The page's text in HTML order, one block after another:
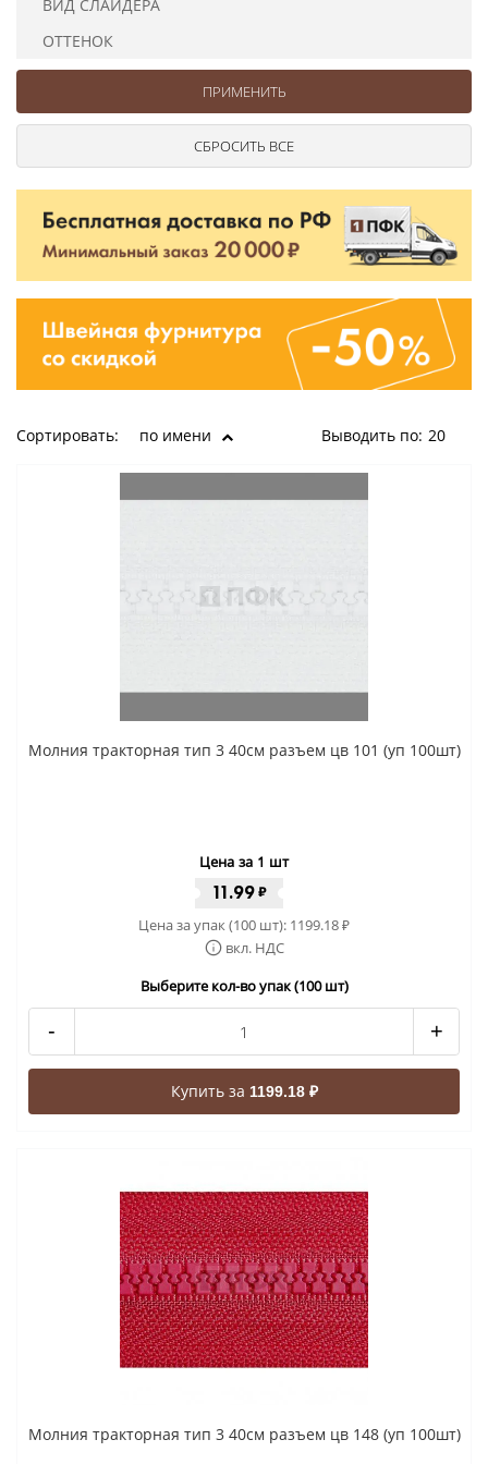
ВИД СЛАЙДЕРА
ОТТЕНОК
Сортировать: по имени Выводить по: 20
Молния тракторная тип 3 40см разъем цв 101 (уп 100шт)
Цена за 1 шт
11.99 ₽
Цена за упак (100 шт): 1199.18₽
вкл. НДС
Выберите кол-во упак (100 шт)
- +
Купить за 1199.18 ₽
Молния тракторная тип 3 40см разъем цв 148 (уп 100шт)
Ушковые
Шторные
Цепочки шарики с замком
Ткани
Шнуры
Элементы декора